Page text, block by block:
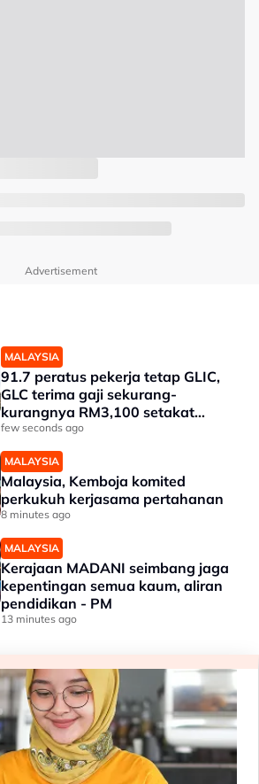
Advertisement
MALAYSIA
91.7 peratus pekerja tetap GLIC,
GLC terima gaji sekurang-
kurangnya RM3,100 setakat
akhir 2025
few seconds ago
MALAYSIA
Malaysia, Kemboja komited
perkukuh kerjasama pertahanan
8 minutes ago
MALAYSIA
Kerajaan MADANI seimbang jaga
kepentingan semua kaum, aliran
pendidikan - PM
13 minutes ago